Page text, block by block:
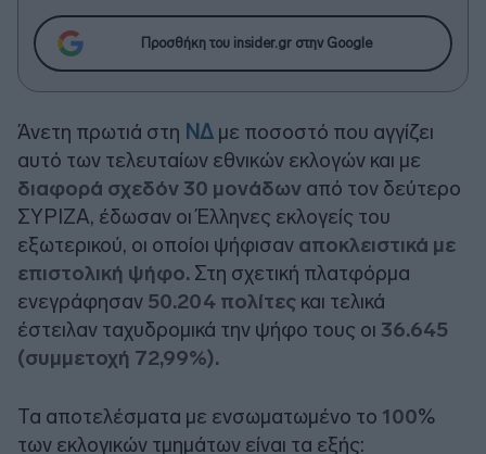
Προσθήκη του insider.gr στην Google
Άνετη πρωτιά στη ΝΔ με ποσοστό που αγγίζει
αυτό των τελευταίων εθνικών εκλογών και με
διαφορά σχεδόν 30 μονάδων από τον δεύτερο
ΣΥΡΙΖΑ, έδωσαν οι Έλληνες εκλογείς του
εξωτερικού, οι οποίοι ψήφισαν αποκλειστικά με
επιστολική ψήφο. Στη σχετική πλατφόρμα
ενεγράφησαν 50.204 πολίτες και τελικά
έστειλαν ταχυδρομικά την ψήφο τους οι 36.645
(συμμετοχή 72,99%).
Τα αποτελέσματα με ενσωματωμένο το 100%
των εκλογικών τμημάτων είναι τα εξής: